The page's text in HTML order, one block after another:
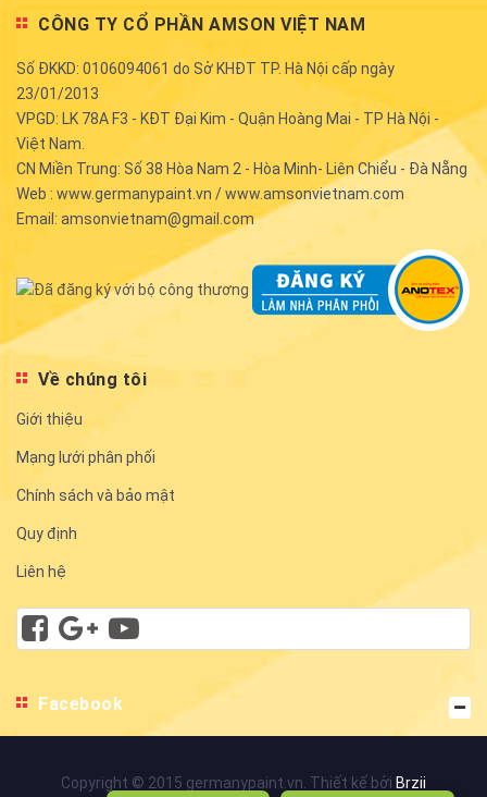
CÔNG TY CỔ PHẦN AMSON VIỆT NAM
Số ĐKKD: 0106094061 do Sở KHĐT TP. Hà Nội cấp ngày
23/01/2013
VPGD: LK 78A F3 - KĐT Đại Kim - Quận Hoàng Mai - TP Hà Nội -
Việt Nam.
CN Miền Trung: Số 38 Hòa Nam 2 - Hòa Minh- Liên Chiểu - Đà Nẵng
Web : www.germanypaint.vn / www.amsonvietnam.com
Email: amsonvietnam@gmail.com
Về chúng tôi
Giới thiệu
Mạng lưới phân phối
Chính sách và bảo mật
Quy định
Liên hệ
Facebook
Copyright © 2015 germanypaint.vn. Thiết kế bởi Brzii